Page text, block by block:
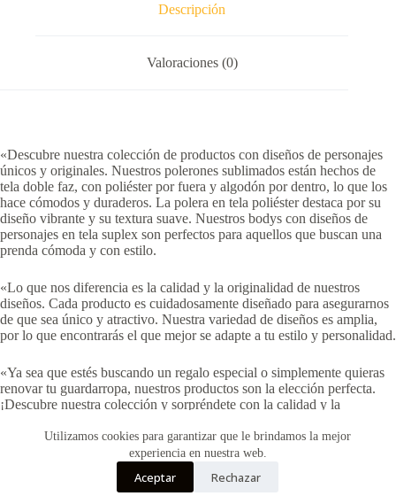
Utilizamos cookies para garantizar que le brindamos la mejor
experiencia en nuestra web.
Aceptar Rechazar
Descripción
Valoraciones (0)
«Descubre nuestra colección de productos con diseños de personajes
únicos y originales. Nuestros polerones sublimados están hechos de
tela doble faz, con poliéster por fuera y algodón por dentro, lo que los
hace cómodos y duraderos. La polera en tela poliéster destaca por su
diseño vibrante y su textura suave. Nuestros bodys con diseños de
personajes en tela suplex son perfectos para aquellos que buscan una
prenda cómoda y con estilo.
«Lo que nos diferencia es la calidad y la originalidad de nuestros
diseños. Cada producto es cuidadosamente diseñado para asegurarnos
de que sea único y atractivo. Nuestra variedad de diseños es amplia,
por lo que encontrarás el que mejor se adapte a tu estilo y personalidad.
«Ya sea que estés buscando un regalo especial o simplemente quieras
renovar tu guardarropa, nuestros productos son la elección perfecta.
¡Descubre nuestra colección y sorpréndete con la calidad y la